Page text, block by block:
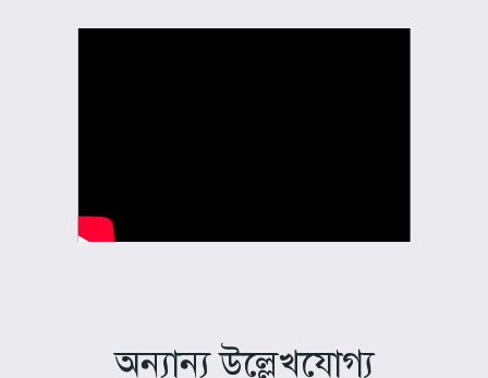
অন্যান্য উল্লেখযোগ্য